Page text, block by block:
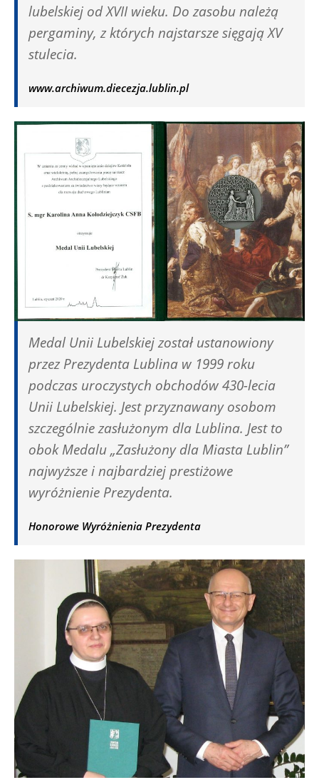
lubelskiej od XVII wieku. Do zasobu należą
pergaminy, z których najstarsze sięgają XV
stulecia.
www.archiwum.diecezja.lublin.pl
Medal Unii Lubelskiej został ustanowiony
przez Prezydenta Lublina w 1999 roku
podczas uroczystych obchodów 430-lecia
Unii Lubelskiej. Jest przyznawany osobom
szczególnie zasłużonym dla Lublina. Jest to
obok Medalu „Zasłużony dla Miasta Lublin”
najwyższe i najbardziej prestiżowe
wyróżnienie Prezydenta.
Honorowe Wyróżnienia Prezydenta